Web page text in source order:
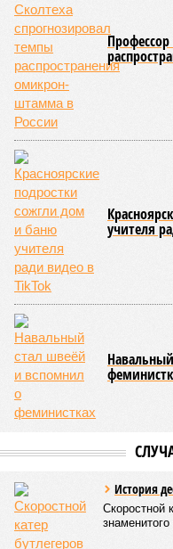
Около 100 лет назад в
у нас назвали бы
последовательно
паводок, невероятные
человек не пережили
приключилось.
Зима 1931 года выдалась
продолжительной и
количество – казалось
великой суши,
обратилось
начался небывалый
страшным наводнением,
только усугубили. К
массовый потоп, в июле
сразу девятью
невообразимыми:
территорию в 180 тыс.
по площади Карелии,
областям, десятку
В общем, недаром
когда-либо
пострадавших в тот год
погибших, по некоторым
Впрочем, для Китая